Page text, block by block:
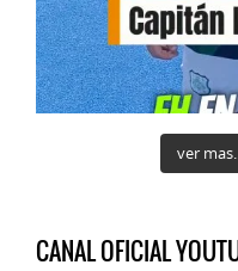
ver
CANAL OFICIAL